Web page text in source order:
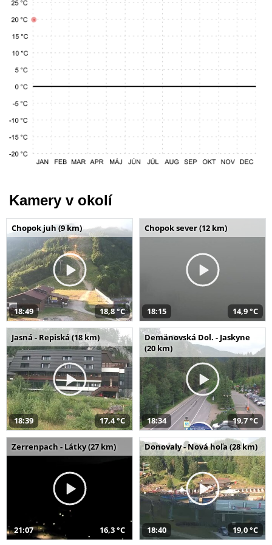
Kamery v okolí
Chopok juh (9 km)
18:49 18,8 °C
Chopok sever (12 km)
18:15 14,9 °C
Jasná - Repiská (18 km)
18:39 17,4 °C
Demänovská Dol. - Jaskyne
(20 km)
18:34 19,7 °C
Zerrenpach - Látky (27 km)
21:07 16,3 °C
Donovaly - Nová hoľa (28 km)
18:40 19,0 °C